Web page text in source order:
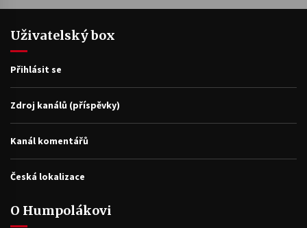
Uživatelský box
Přihlásit se
Zdroj kanálů (příspěvky)
Kanál komentářů
Česká lokalizace
O Humpolákovi